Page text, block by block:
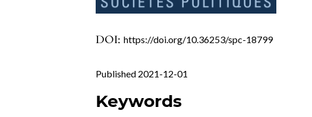
DOI:https://doi.org/10.36253/spc-18799
Published 2021-12-01
Keywords